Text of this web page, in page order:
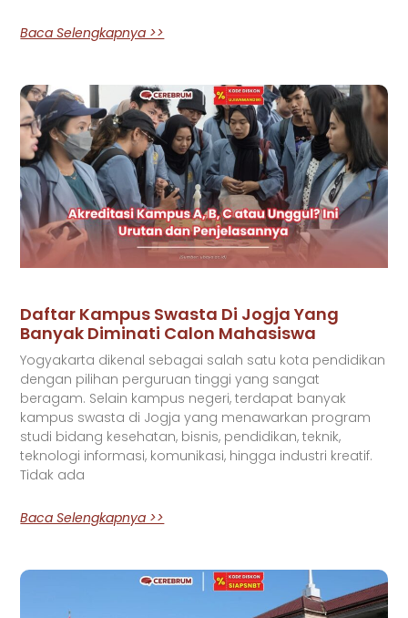
Baca Selengkapnya >>
Daftar Kampus Swasta Di Jogja Yang
Banyak Diminati Calon Mahasiswa
Yogyakarta dikenal sebagai salah satu kota pendidikan
dengan pilihan perguruan tinggi yang sangat
beragam. Selain kampus negeri, terdapat banyak
kampus swasta di Jogja yang menawarkan program
studi bidang kesehatan, bisnis, pendidikan, teknik,
teknologi informasi, komunikasi, hingga industri kreatif.
Tidak ada
Baca Selengkapnya >>